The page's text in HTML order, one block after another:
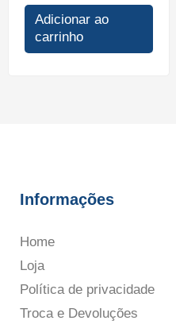
Adicionar ao
carrinho
Informações
Home
Loja
Política de privacidade
Troca e Devoluções